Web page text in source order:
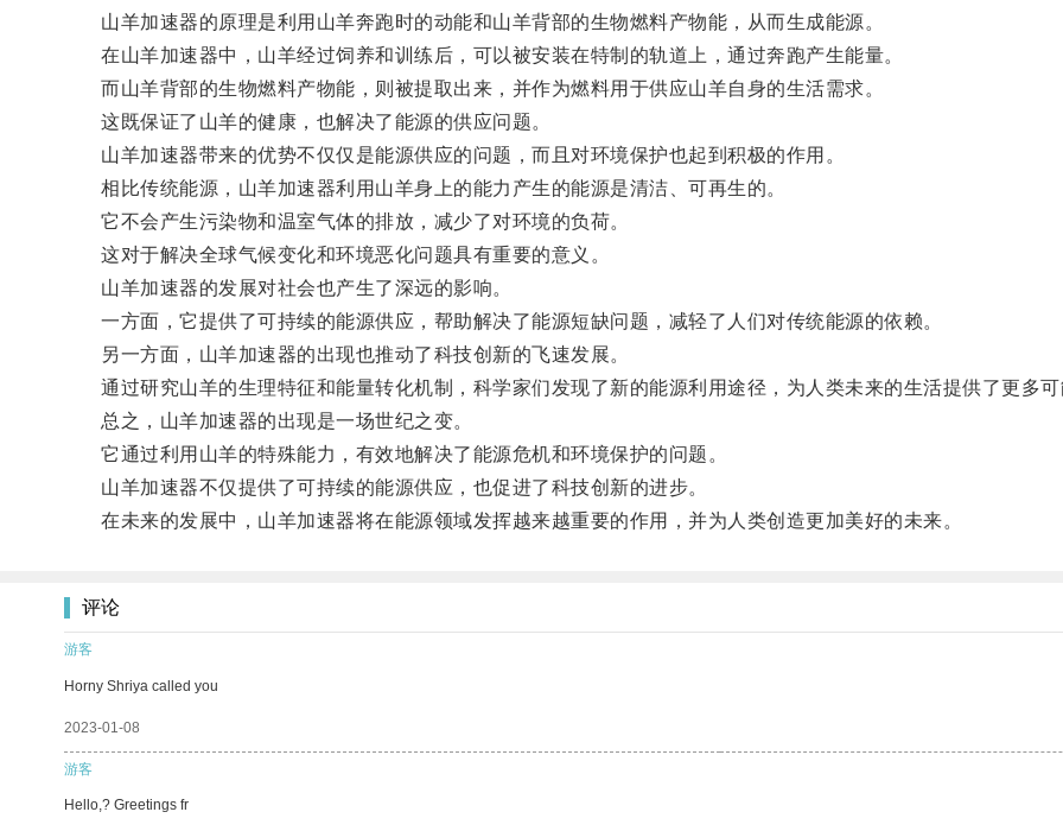
山羊加速器的原理是利用山羊奔跑时的动能和山羊背部的生物燃料产物能，从而生成能源。
在山羊加速器中，山羊经过饲养和训练后，可以被安装在特制的轨道上，通过奔跑产生能量。
而山羊背部的生物燃料产物能，则被提取出来，并作为燃料用于供应山羊自身的生活需求。
这既保证了山羊的健康，也解决了能源的供应问题。
山羊加速器带来的优势不仅仅是能源供应的问题，而且对环境保护也起到积极的作用。
相比传统能源，山羊加速器利用山羊身上的能力产生的能源是清洁、可再生的。
它不会产生污染物和温室气体的排放，减少了对环境的负荷。
这对于解决全球气候变化和环境恶化问题具有重要的意义。
山羊加速器的发展对社会也产生了深远的影响。
一方面，它提供了可持续的能源供应，帮助解决了能源短缺问题，减轻了人们对传统能源的依赖。
另一方面，山羊加速器的出现也推动了科技创新的飞速发展。
通过研究山羊的生理特征和能量转化机制，科学家们发现了新的能源利用途径，为人类未来的生活提供了更多
总之，山羊加速器的出现是一场世纪之变。
它通过利用山羊的特殊能力，有效地解决了能源危机和环境保护的问题。
山羊加速器不仅提供了可持续的能源供应，也促进了科技创新的进步。
在未来的发展中，山羊加速器将在能源领域发挥越来越重要的作用，并为人类创造更加美好的未来。
评论
游客
Horny Shriya called you
2023-01-08
游客
Hello,? Greetings fr